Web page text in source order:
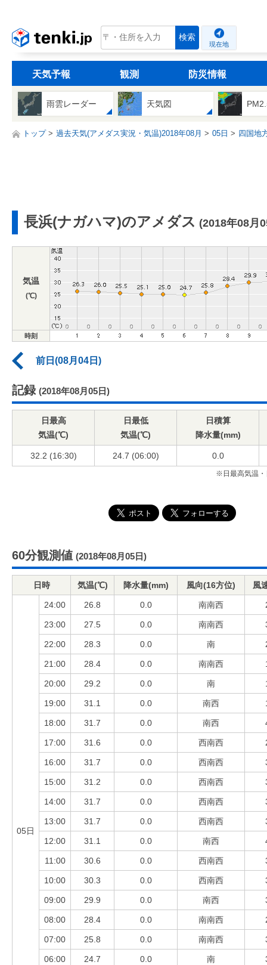
tenki.jp 検索
現在地
天気予報 観測 防災情報
雨雲レーダー 天気図
トップ 過去天気(アメダス実況・気温)2018年08月 05日 四国地
長浜(ナガハマ)のアメダス (2018年08月
気温
(℃)
時刻
前日(08月04日)
記録 (2018年08月05日)
日最高
気温(℃)
日最低
気温(℃)
日積算
降水量(mm)
32.2 (16:30) 24.7 (06:00) 0.0
※日最高気温・
60分観測値 (2018年08月05日)
日時 気温(℃) 降水量(mm) 風向(16方位) 風
05日
24:00 26.8 0.0 南南西
23:00 27.5 0.0 南南西
22:00 28.3 0.0 南
21:00 28.4 0.0 南南西
20:00 29.2 0.0 南
19:00 31.1 0.0 南西
18:00 31.7 0.0 南西
17:00 31.6 0.0 西南西
16:00 31.7 0.0 西南西
15:00 31.2 0.0 西南西
14:00 31.7 0.0 西南西
13:00 31.7 0.0 西南西
12:00 31.1 0.0 南西
11:00 30.6 0.0 西南西
10:00 30.3 0.0 西南西
09:00 29.9 0.0 南西
08:00 28.4 0.0 南南西
07:00 25.8 0.0 南南西
06:00 24.7 0.0 南